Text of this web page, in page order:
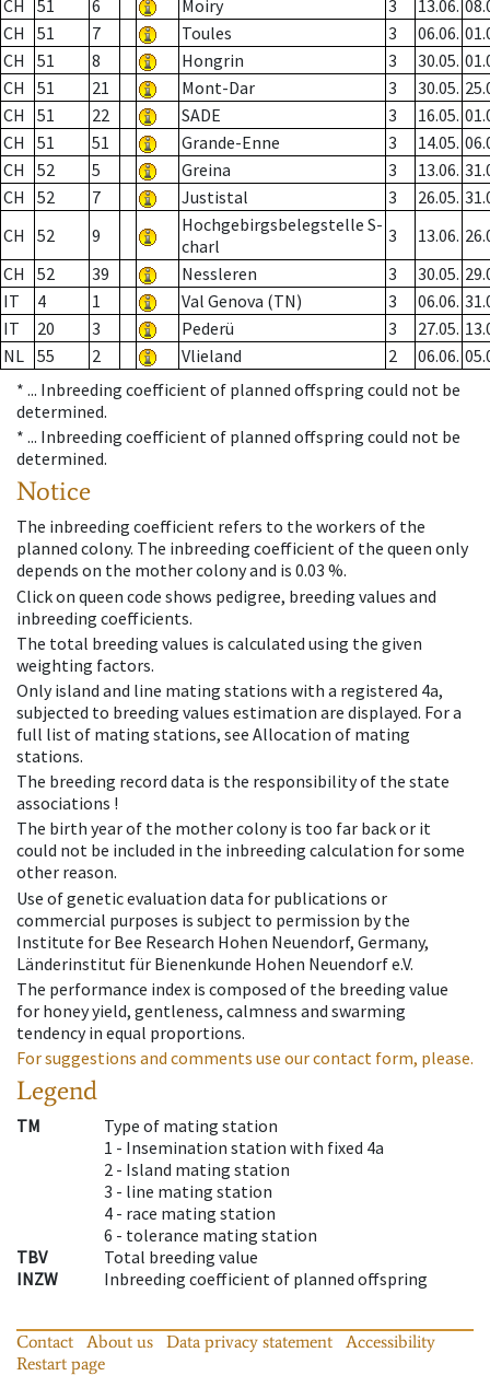
CH 51 6 Moiry 3 13.06.
CH
51 7 Toules 3 06.06.
CH
51 8 Hongrin 3 30.05.
CH
51 21 Mont-Dar 3 30.05.
CH
51 22 SADE 3 16.05.
CH
51 51 Grande-Enne 3 14.05.
CH
52 5 Greina 3 13.06.
CH
52 7 Justistal 3 26.05.
CH
52 9
Hochgebirgsbelegstelle S-
charl
3 13.06.
CH
52 39 Nessleren 3 30.05.
IT
4 1 Val Genova (TN) 3 06.06.
IT
20 3 Pederü 3 27.05.
NL 55 2 Vlieland 2 06.06.
* ... Inbreeding coefficient of planned offspring could not be
determined.
* ... Inbreeding coefficient of planned offspring could not be
determined.
Notice
The inbreeding coefficient refers to the workers of the
planned colony. The inbreeding coefficient of the queen only
depends on the mother colony and is 0.03 %.
Click on queen code shows pedigree, breeding values and
inbreeding coefficients.
The total breeding values is calculated using the given
weighting factors.
Only island and line mating stations with a registered 4a,
subjected to breeding values estimation are displayed. For a
full list of mating stations, see Allocation of mating
stations.
The breeding record data is the responsibility of the state
associations !
The birth year of the mother colony is too far back or it
could not be included in the inbreeding calculation for some
other reason.
Use of genetic evaluation data for publications or
commercial purposes is subject to permission by the
Institute for Bee Research Hohen Neuendorf, Germany,
Länderinstitut für Bienenkunde Hohen Neuendorf e.V.
The performance index is composed of the breeding value
for honey yield, gentleness, calmness and swarming
tendency in equal proportions.
For suggestions and comments use our contact form, please.
Legend
TM
Type of mating station
1 - Insemination station with fixed 4a
2 - Island mating station
3 - line mating station
4 - race mating station
6 - tolerance mating station
TBV
Total breeding value
INZW
Inbreeding coefficient of planned offspring
Contact About us Data privacy statement
Accessibility
Restart page